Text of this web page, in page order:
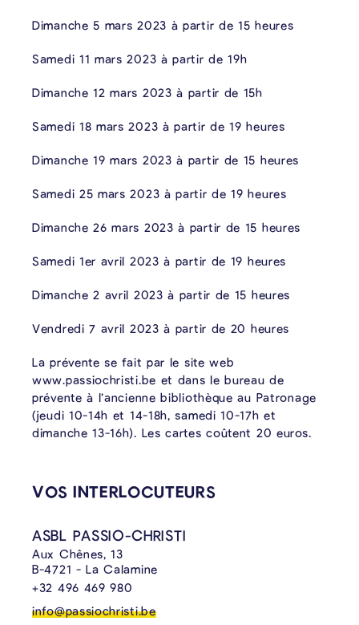
Dimanche 5 mars 2023 à partir de 15 heures
Samedi 11 mars 2023 à partir de 19h
Dimanche 12 mars 2023 à partir de 15h
Samedi 18 mars 2023 à partir de 19 heures
Dimanche 19 mars 2023 à partir de 15 heures
Samedi 25 mars 2023 à partir de 19 heures
Dimanche 26 mars 2023 à partir de 15 heures
Samedi 1er avril 2023 à partir de 19 heures
Dimanche 2 avril 2023 à partir de 15 heures
Vendredi 7 avril 2023 à partir de 20 heures
La prévente se fait par le site web
www.passiochristi.be et dans le bureau de
prévente à l’ancienne bibliothèque au Patronage
(jeudi 10-14h et 14-18h, samedi 10-17h et
dimanche 13-16h). Les cartes coûtent 20 euros.
CONTENU LIÉ
VOS INTERLOCUTEURS
ASBL PASSIO-CHRISTI
Aux Chênes, 13
B-4721 - La Calamine
+32 496 469 980
info@passiochristi.be